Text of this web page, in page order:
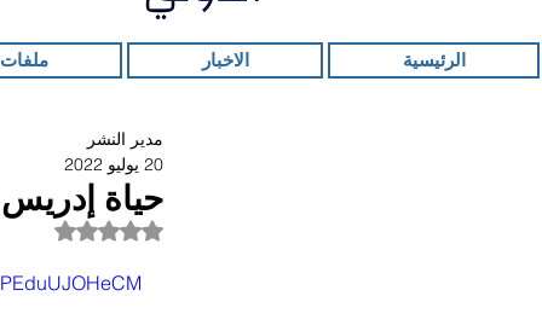
الرئيسية الاخبار
حياة
مدير النشر
20 يوليو 2022
تم التقييم بـ ليس